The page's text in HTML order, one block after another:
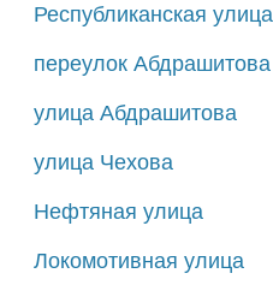
Республиканская улица
переулок Абдрашитова
улица Абдрашитова
улица Чехова
Нефтяная улица
Локомотивная улица